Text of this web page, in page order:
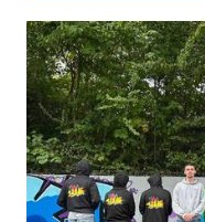
Aus Grau wird Haltung